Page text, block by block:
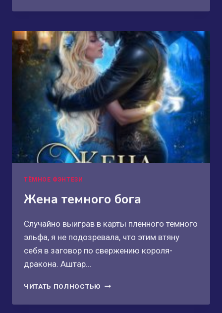
В
НОЧЬ
ТЁМНОЕ ФЭНТЕЗИ
Жена темного бога
Случайно выиграв в карты пленного темного
эльфа, я не подозревала, что этим втяну
себя в заговор по свержению короля-
дракона. Аштар…
ЧИТАТЬ ПОЛНОСТЬЮ ЖЕНА
БОГА